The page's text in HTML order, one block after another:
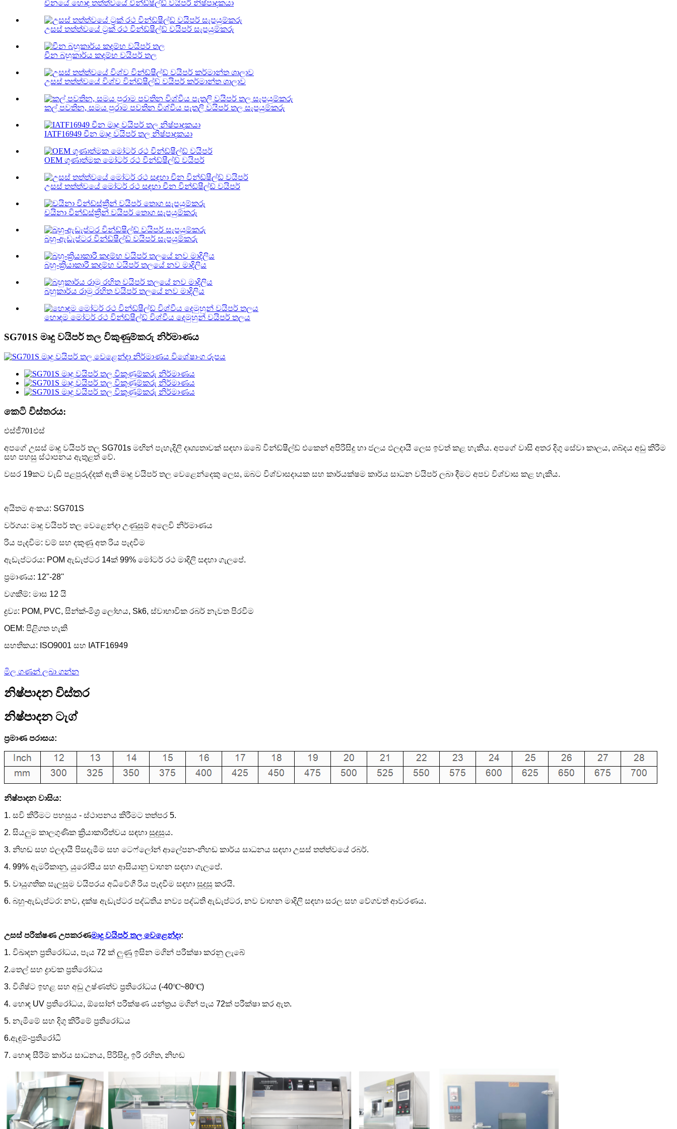
චීනයේ හොඳ තත්ත්වයේ වින්ඩ්ෂීල්ඩ් වයිපර් නිෂ්පාදකයා
උසස් තත්ත්වයේ ට්‍රක් රථ වින්ඩ්ෂීල්ඩ් වයිපර් සැපයුම්කරු
චීන බහුකාර්ය කදම්භ වයිපර් තල
උසස් තත්ත්වයේ විශ්ව වින්ඩ්ෂීල්ඩ් වයිපර් කර්මාන්ත ශාලාව
කල් පවතින, සමය පුරාම පවතින විශ්වීය පැතලි වයිපර් තල සැපයුම්කරු
IATF16949 චීන මෘදු වයිපර් තල නිෂ්පාදකයා
OEM ගුණාත්මක මෝටර් රථ වින්ඩ්ෂීල්ඩ් වයිපර්
උසස් තත්ත්වයේ මෝටර් රථ සඳහා චීන වින්ඩ්ෂීල්ඩ් වයිපර්
චයිනා වින්ඩ්ස්ක්‍රීන් වයිපර් තොග සැපයුම්කරු
බහු-ඇඩැප්ටර වින්ඩ්ෂීල්ඩ් වයිපර් සැපයුම්කරු
බහු-ක්‍රියාකාරී කදම්භ වයිපර් තලයේ නව මාදිලිය
බහුකාර්ය රාමු රහිත වයිපර් තලයේ නව මාදිලිය
හොඳම මෝටර් රථ වින්ඩ්ෂීල්ඩ් විශ්වීය දෙමුහුන් වයිපර් තලය
SG701S මෘදු වයිපර් තල විකුණුම්කරු නිර්මාණය
කෙටි විස්තරය:
එස්ජී701එස්
අපගේ උසස් මෘදු වයිපර් තල SG701s මඟින් පැහැදිලි දෘශ්‍යතාවක් සඳහා ඔබේ වින්ඩ්ෂීල්ඩ් එකෙන් අපිරිසිදු හා ජලය ඵලදායී ලෙස ඉවත් කළ හැකිය. අපගේ වාසි අතර දිගු සේවා කාලය, ශබ්දය අඩු කිරීම
සහ පහසු ස්ථාපනය ඇතුළත් වේ.
වසර 19කට වැඩි පළපුරුද්දක් ඇති මෘදු වයිපර් තල වෙළෙන්දෙකු ලෙස, ඔබට විශ්වාසදායක සහ කාර්යක්ෂම කාර්ය සාධන වයිපර් ලබා දීමට අපව විශ්වාස කළ හැකිය.
අයිතම අංකය: SG701S
වර්ගය: මෘදු වයිපර් තල වෙළෙන්දා උණුසුම් අලෙවි නිර්මාණය
රිය පැදවීම: වම් සහ දකුණු අත රිය පැදවීම
ඇඩැප්ටරය: POM ඇඩැප්ටර 14ක් 99% මෝටර් රථ මාදිලි සඳහා ගැලපේ.
ප්‍රමාණය: 12''-28''
වගකීම්: මාස 12 යි
ද්‍රව්‍ය: POM, PVC, සින්ක්-මිශ්‍ර ලෝහය, Sk6, ස්වාභාවික රබර් නැවත පිරවීම
OEM: පිළිගත හැකි
සහතිකය: ISO9001 සහ IATF16949
මිල ගණන් ලබා ගන්න
නිෂ්පාදන විස්තර
නිෂ්පාදන ටැග්
ප්‍රමාණ පරාසය:
නිෂ්පාදන වාසිය:
1. සවි කිරීමට පහසුය - ස්ථාපනය කිරීමට තත්පර 5.
2. සියලුම කාලගුණික ක්‍රියාකාරිත්වය සඳහා සුදුසුය.
3. නිහඬ සහ ඵලදායී පිසදැමීම සහ ටෙෆ්ලෝන් ආලේපන-නිහඬ කාර්ය සාධනය සඳහා උසස් තත්ත්වයේ රබර්.
4. 99% ඇමරිකානු, යුරෝපීය සහ ආසියානු වාහන සඳහා ගැලපේ.
5. වායුගතික සැලසුම වයිපරය අධිවේගී රිය පැදවීම සඳහා සුදුසු කරයි.
6. බහු-ඇඩැප්ටර: නව, දක්ෂ ඇඩැප්ටර පද්ධතිය නව්‍ය පද්ධති ඇඩැප්ටර, නව වාහන මාදිලි සඳහා සරල සහ වේගවත් ආවරණය.
උසස් පරීක්ෂණ උපකරණමෘදු වයිපර් තල වෙළෙන්දා:
1. විඛාදන ප්‍රතිරෝධය, පැය 72 ක් ලුණු ඉසින මගින් පරීක්ෂා කරනු ලැබේ
2.තෙල් සහ ද්‍රාවක ප්‍රතිරෝධය
3. විශිෂ්ට ඉහළ සහ අඩු උෂ්ණත්ව ප්‍රතිරෝධය (-40℃~80℃)
4. හොඳ UV ප්‍රතිරෝධය, ඕසෝන් පරීක්ෂණ යන්ත්‍රය මගින් පැය 72ක් පරීක්ෂා කර ඇත.
5. නැමීමේ සහ දිගු කිරීමේ ප්‍රතිරෝධය
6.ඇඳුම්-ප්‍රතිරෝධී
7. හොඳ සීරීම් කාර්ය සාධනය, පිරිසිදු, ඉරි රහිත, නිහඬ